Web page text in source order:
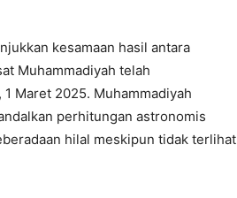
kesamaan hasil antara
Muhammadiyah telah
Maret 2025. Muhammadiyah
perhitungan astronomis
hilal meskipun tidak terlihat